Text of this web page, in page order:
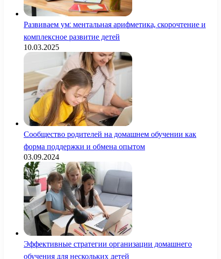
Развиваем ум: ментальная арифметика, скорочтение и
комплексное развитие детей
10.03.2025
Сообщество родителей на домашнем обучении как
форма поддержки и обмена опытом
03.09.2024
Эффективные стратегии организации домашнего
обучения для нескольких детей